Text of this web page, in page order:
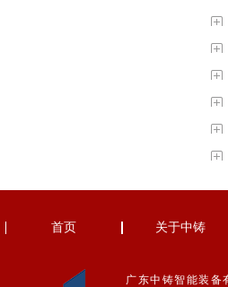
首页 关于中铸
广东中铸智能装备